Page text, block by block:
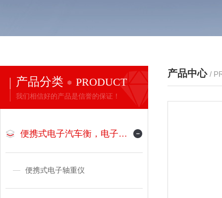
产品分类 PRODUCT
我们相信好的产品是信誉的保证！
便携式电子汽车衡，电子地磅
便携式电子轴重仪
产品中心 /